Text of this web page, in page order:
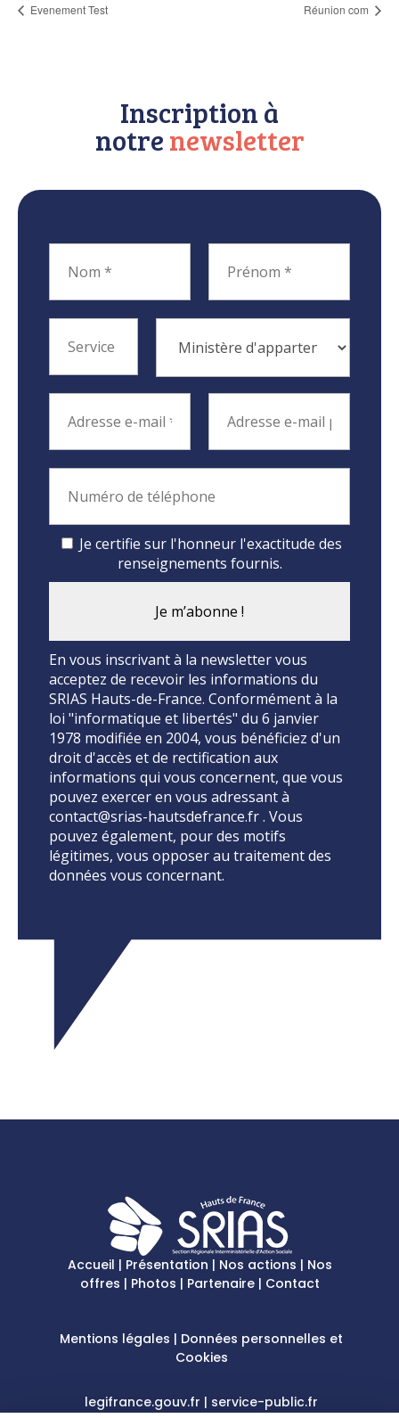
Evenement Test Réunion com
Inscription à
notrenewsletter
Je certifie sur l'honneur l'exactitude des
renseignements fournis.
En vous inscrivant à la newsletter vous
acceptez de recevoir les informations du
SRIAS Hauts-de-France. Conformément à la
loi "informatique et libertés" du 6 janvier
1978 modifiée en 2004, vous bénéficiez d'un
droit d'accès et de rectification aux
informations qui vous concernent, que vous
pouvez exercer en vous adressant à
contact@srias-hautsdefrance.fr . Vous
pouvez également, pour des motifs
légitimes, vous opposer au traitement des
données vous concernant.
Accueil | Présentation | Nos actions | Nos
offres | Photos | Partenaire| Contact
Mentions légales | Données personnelles et
Cookies
legifrance.gouv.fr | service-public.fr